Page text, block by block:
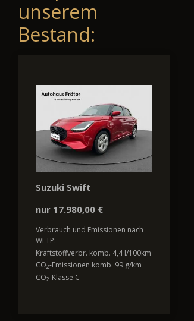
unserem
Bestand:
Suzuki Swift
nur 17.980,00 €
Verbrauch und Emissionen nach
WLTP:
Kraftstoffverbr. komb. 4,4 l/100km
CO2-Emissionen komb. 99 g/km
CO2-Klasse C